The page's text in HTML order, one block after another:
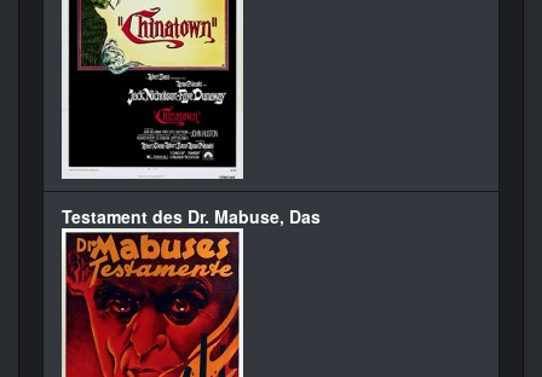
Testament des Dr. Mabuse, Das